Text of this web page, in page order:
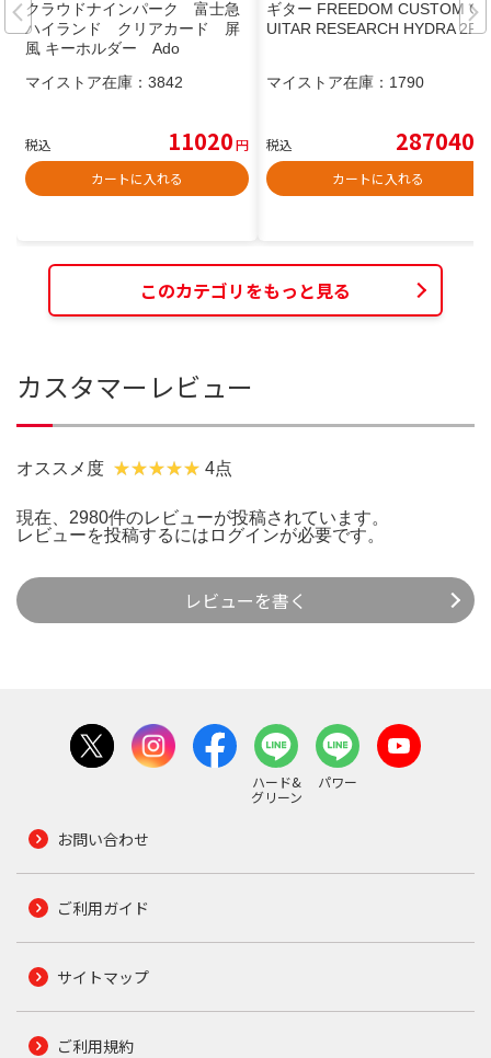
クラウドナインパーク 富士急
ハイランド クリアカード 屏
風 キーホルダー Ado
マイストア在庫： 3842
税込 11020円
カートに入れる
ギター FREEDOM CUSTOM G
UITAR RESEARCH HYDRA 2P
マイストア在庫： 1790
税込 287040
カートに入れる
このカテゴリをもっと見る
カスタマーレビュー
オススメ度 4点
現在、2980件のレビューが投稿されています。
レビューを投稿するには ログインが必要です。
レビューを書く
ハード&
グリーン
パワー
お問い合わせ
ご利用ガイド
サイトマップ
ご利用規約